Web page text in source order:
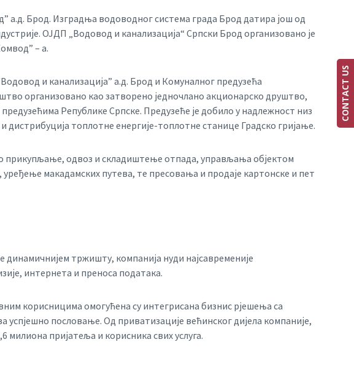
Брод. Изградња водоводног система града Брод датира још од
ОЈДП „Водовод и канализација“ Српски Брод организовано је
– а.
и канализација” а.д. Брод и Комуналног предузећа
организовано као затворено једночлано акционарско друштво,
Републике Српске. Предузеће је добило у надлежност низ
топлотне енергије-топлотне станице Градско гријање.
прикупљање, одвоз и складиштење отпада, управљања објектом
макадамских путева, те пресовања и продаје картонске и пет
динамичнијем тржишту, компанија нуди најсавременије
интернета и преноса података.
корисницима омогућена су интегрисана бизнис рјешења са
пословање. Од приватизације већинског дијела компаније,
милиона пријатеља и корисника свих услуга.
CONTACT US